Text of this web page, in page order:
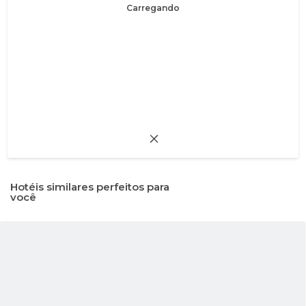
Carregando
Hotéis similares perfeitos para
você